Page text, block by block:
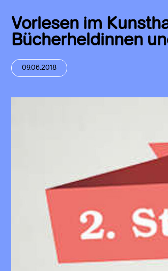
Vorlesen im
Bücherheldinnen
09.06.2018